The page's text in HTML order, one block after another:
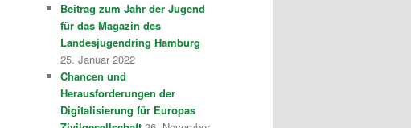
Beitrag zum Jahr der Jugend
für das Magazin des
Landesjugendring Hamburg
25. Januar 2022
Chancen und
Herausforderungen der
Digitalisierung für Europas